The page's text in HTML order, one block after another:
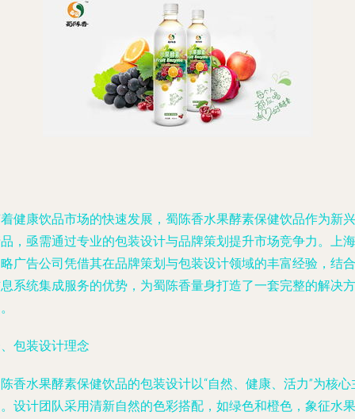
健康饮品市场的快速发展，蜀陈香水果酵素保健饮品作为新兴
，亟需通过专业的包装设计与品牌策划提升市场竞争力。上海
广告公司凭借其在品牌策划与包装设计领域的丰富经验，结合
系统集成服务的优势，为蜀陈香量身打造了一套完整的解决方
包装设计理念
香水果酵素保健饮品的包装设计以“自然、健康、活力”为核心
设计团队采用清新自然的色彩搭配，如绿色和橙色，象征水果